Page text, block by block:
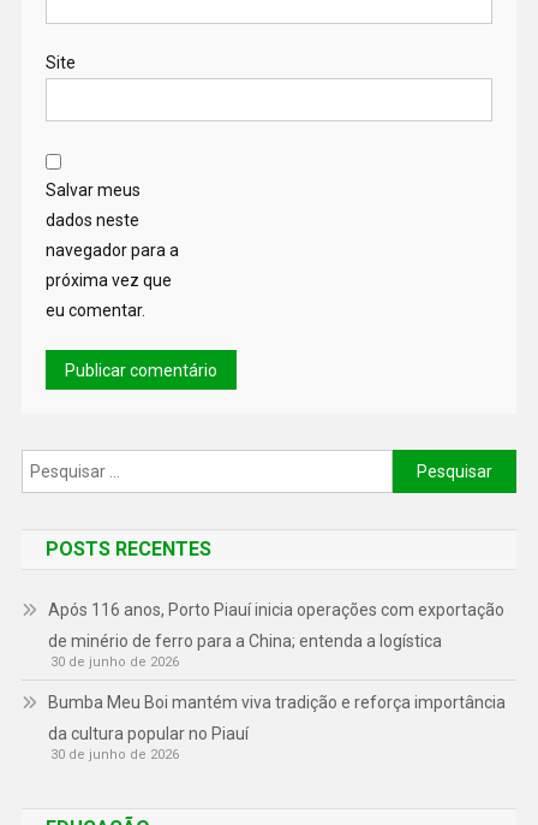
Site
Salvar meus
dados neste
navegador para a
próxima vez que
eu comentar.
POSTS RECENTES
Após 116 anos, Porto Piauí inicia operações com exportação
de minério de ferro para a China; entenda a logística
30 de junho de 2026
Bumba Meu Boi mantém viva tradição e reforça importância
da cultura popular no Piauí
30 de junho de 2026